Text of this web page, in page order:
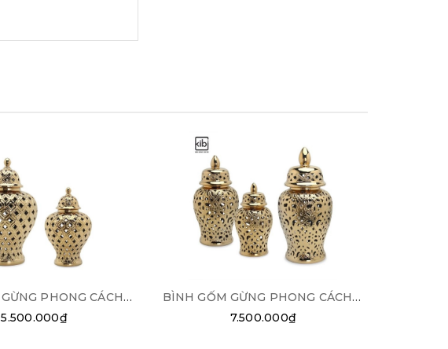
BÌNH GỐM GỪNG PHONG CÁCH CHÂU ÂU BG03
5.500.000₫
BÌNH GỐM GỪNG PHONG CÁCH CHÂU ÂU BG04
7.500.000₫